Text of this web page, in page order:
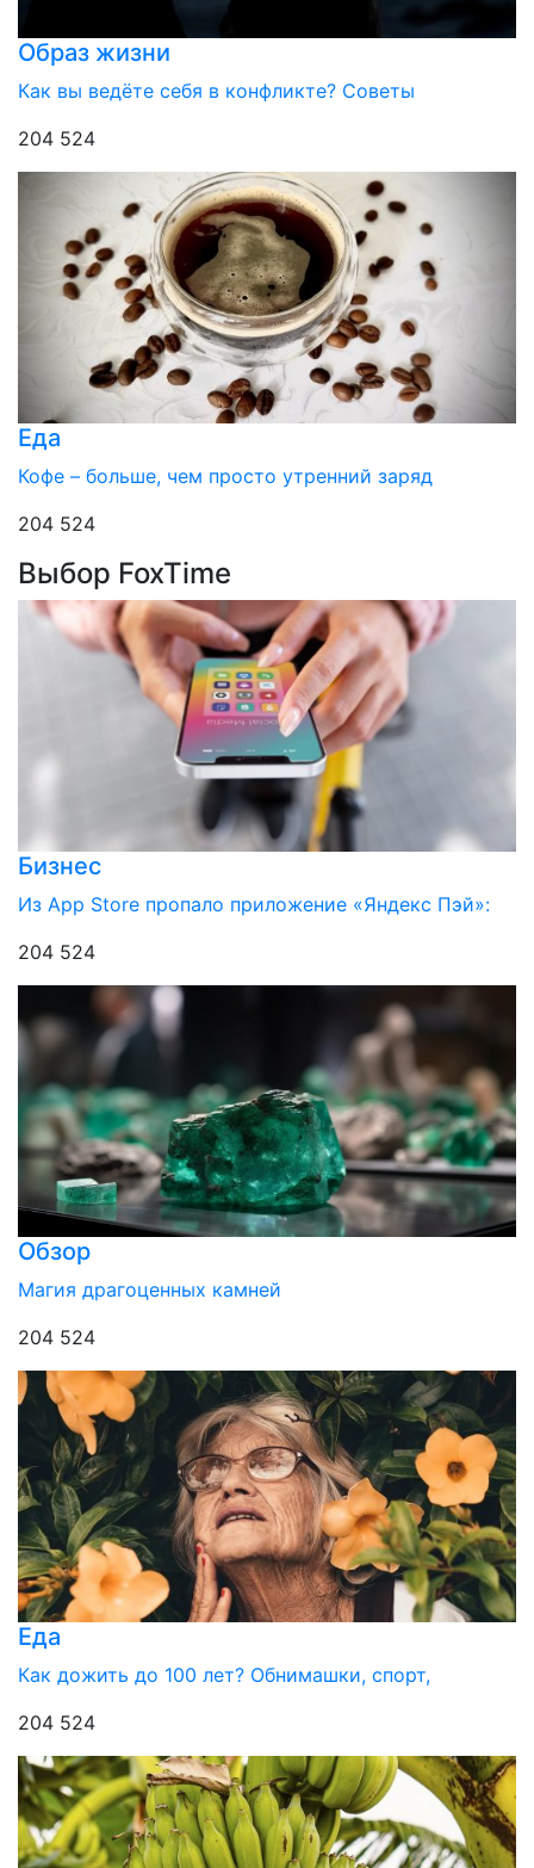
Образ жизни
Как вы ведёте себя в конфликте? Советы
204 524
Еда
Кофе – больше, чем просто утренний заряд
204 524
Выбор FoxTime
Бизнес
Из App Store пропало приложение «Яндекс Пэй»:
204 524
Обзор
Магия драгоценных камней
204 524
Еда
Как дожить до 100 лет? Обнимашки, спорт,
204 524